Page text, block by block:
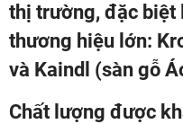
thị trường, đặc biệt
thương hiệu lớn:
và Kaindl (sàn gỗ
Chất lượng được